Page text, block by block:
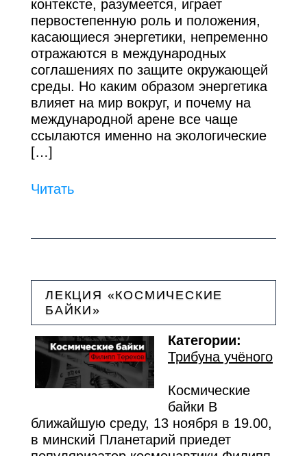
контексте, разумеется, играет
первостепенную роль и положения,
касающиеся энергетики, непременно
отражаются в международных
соглашениях по защите окружающей
среды. Но каким образом энергетика
влияет на мир вокруг, и почему на
международной арене все чаще
ссылаются именно на экологические
[…]
Читать
ЛЕКЦИЯ «КОСМИЧЕСКИЕ
БАЙКИ»
Категории:
Трибуна учёного
Космические
байки В
ближайшую среду, 13 ноября в 19.00,
в минский Планетарий приедет